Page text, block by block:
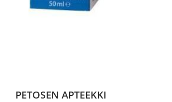
PETOSEN APTEEKKI